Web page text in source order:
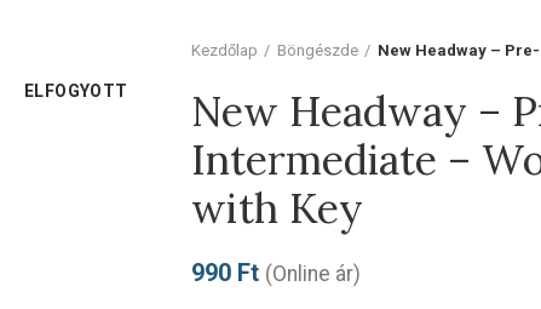
ELFOGYOTT
Kezdőlap
Böngészde New Headway –
New Headway –
Intermediate –
with Key
990 Ft (Online ár)